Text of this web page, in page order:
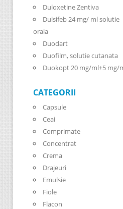
Duloxetine Zentiva
Dulsifeb 24 mg/ ml solutie
orala
Duodart
Duofilm, solutie cutanata
Duokopt 20 mg/ml+5 mg/
CATEGORII
Capsule
Ceai
Comprimate
Concentrat
Crema
Drajeuri
Emulsie
Fiole
Flacon